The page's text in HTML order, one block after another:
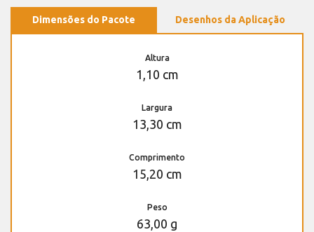
Dimensões do Pacote Desenhos da Aplicação
Altura
1,10 cm
Largura
13,30 cm
Comprimento
15,20 cm
Peso
63,00 g